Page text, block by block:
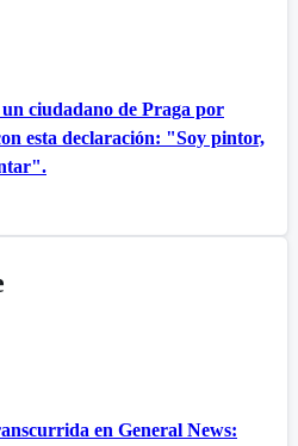
ciudadano de Praga por
esta declaración: "Soy pintor,
en General News: